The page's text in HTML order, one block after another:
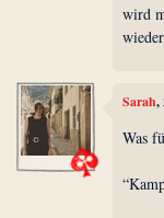
wird
Sarah,
Was